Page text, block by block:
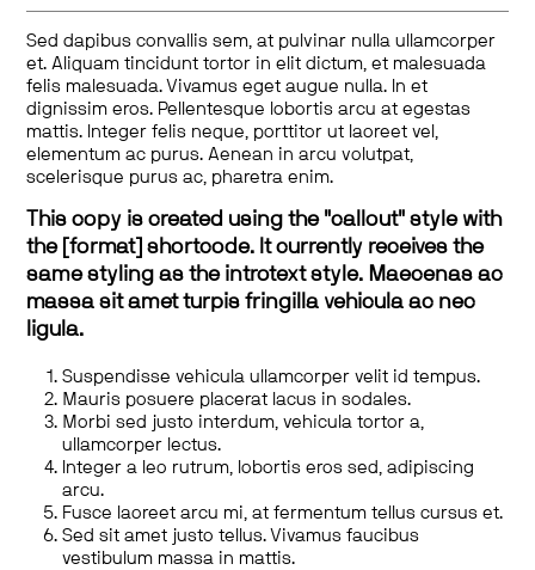
Sed dapibus convallis sem, at pulvinar nulla ullamcorper
et. Aliquam tincidunt tortor in elit dictum, et malesuada
felis malesuada. Vivamus eget augue nulla. In et
dignissim eros. Pellentesque lobortis arcu at egestas
mattis. Integer felis neque, porttitor ut laoreet vel,
elementum ac purus. Aenean in arcu volutpat,
scelerisque purus ac, pharetra enim.
This copy is created using the "callout" style with
the [format] shortcode. It currently receives the
same styling as the introtext style. Maecenas ac
massa sit amet turpis fringilla vehicula ac nec
ligula.
Suspendisse vehicula ullamcorper velit id tempus.
Mauris posuere placerat lacus in sodales.
Morbi sed justo interdum, vehicula tortor a,
ullamcorper lectus.
Integer a leo rutrum, lobortis eros sed, adipiscing
arcu.
Fusce laoreet arcu mi, at fermentum tellus cursus et.
Sed sit amet justo tellus. Vivamus faucibus
vestibulum massa in mattis.